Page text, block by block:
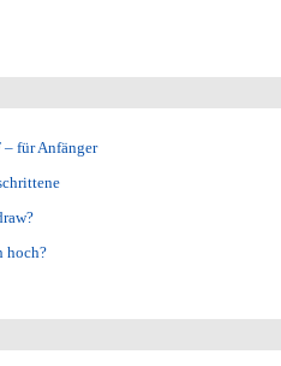
– für Anfänger
hoch?